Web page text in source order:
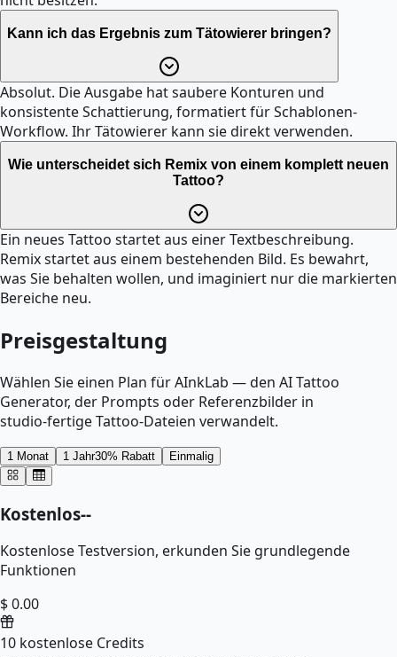
Kann ich das Ergebnis zum Tätowierer bringen?
Absolut. Die Ausgabe hat saubere Konturen und
konsistente Schattierung, formatiert für Schablonen-
Workflow. Ihr Tätowierer kann sie direkt verwenden.
Wie unterscheidet sich Remix von einem komplett neuen
Tattoo?
Ein neues Tattoo startet aus einer Textbeschreibung.
Remix startet aus einem bestehenden Bild. Es bewahrt,
was Sie behalten wollen, und imaginiert nur die markierten
Bereiche neu.
Preisgestaltung
Wählen Sie einen Plan für AInkLab — den AI Tattoo
Generator, der Prompts oder Referenzbilder in
studio‑fertige Tattoo‑Dateien verwandelt.
1 Monat 1 Jahr30% Rabatt Einmalig
Kostenlos--
Kostenlose Testversion, erkunden Sie grundlegende
Funktionen
$ 0.00
10 kostenlose Credits